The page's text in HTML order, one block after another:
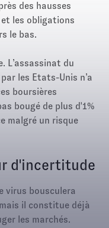
des hausses
les obligations
le bas.
L’assassinat du
les Etats-Unis n’a
boursières
bougé de plus d'1%
malgré un risque
d'incertitude
virus bousculera
il constitue déjà
les marchés.